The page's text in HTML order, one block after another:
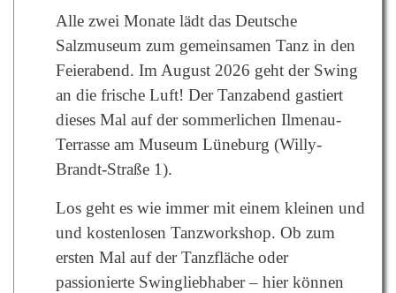
Alle zwei Monate lädt das Deutsche
Salzmuseum zum gemeinsamen Tanz in den
Feierabend. Im August 2026 geht der Swing
an die frische Luft! Der Tanzabend gastiert
dieses Mal auf der sommerlichen Ilmenau-
Terrasse am Museum Lüneburg (Willy-
Brandt-Straße 1).
Los geht es wie immer mit einem kleinen und
und kostenlosen Tanzworkshop. Ob zum
ersten Mal auf der Tanzfläche oder
passionierte Swingliebhaber – hier können